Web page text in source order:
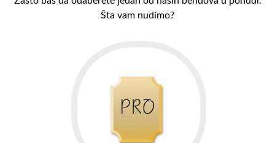
Šta vam nudimo?